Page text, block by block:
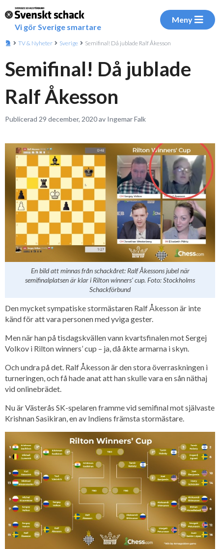
Vi gör Sverige smartare
Meny
TV & Nyheter Sverige Semifinal! Då jublade Ralf Åkesson
Semifinal! Då jublade
Ralf Åkesson
Publicerad 29 december, 2020 av Ingemar Falk
En bild att minnas från schackåret: Ralf Åkessons jubel när
semifinalplatsen är klar i Rilton winners’ cup. Foto: Stockholms
Schackförbund
Den mycket sympatiske stormästaren Ralf Åkesson är inte
känd för att vara personen med yviga gester.
Men när han på tisdagskvällen vann kvartsfinalen mot Sergej
Volkov i Rilton winners’ cup – ja, då åkte armarna i skyn.
Och undra på det. Ralf Åkesson är den stora överraskningen i
turneringen, och få hade anat att han skulle vara en sån näthaj
vid onlinebrädet.
Nu är Västerås SK-spelaren framme vid semifinal mot självaste
Krishnan Sasikiran, en av Indiens främsta stormästare.